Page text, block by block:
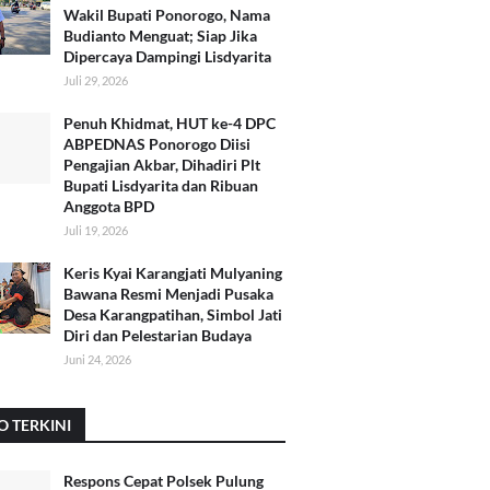
Wakil Bupati Ponorogo, Nama
Budianto Menguat; Siap Jika
Dipercaya Dampingi Lisdyarita
Juli 29, 2026
Penuh Khidmat, HUT ke-4 DPC
ABPEDNAS Ponorogo Diisi
Pengajian Akbar, Dihadiri Plt
Bupati Lisdyarita dan Ribuan
Anggota BPD
Juli 19, 2026
Keris Kyai Karangjati Mulyaning
Bawana Resmi Menjadi Pusaka
Desa Karangpatihan, Simbol Jati
Diri dan Pelestarian Budaya
Juni 24, 2026
TERKINI
Respons Cepat Polsek Pulung